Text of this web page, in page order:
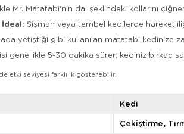
Mr. Matatabi'nin dal şeklindeki kollarını
Şişman veya tembel kedilerde
yetiştiği gibi kullanılan matatabi kedinize
genellikle 5-30 dakika sürer; kediniz birkaç
etki seviyesi farklılık gösterebilir.
Kedi
Çekiştirme